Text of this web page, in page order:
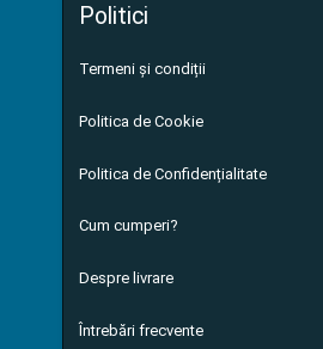
Politici
Termeni și condiții
Politica de Cookie
Politica de Confidențialitate
Cum cumperi?
Despre livrare
Întrebări frecvente